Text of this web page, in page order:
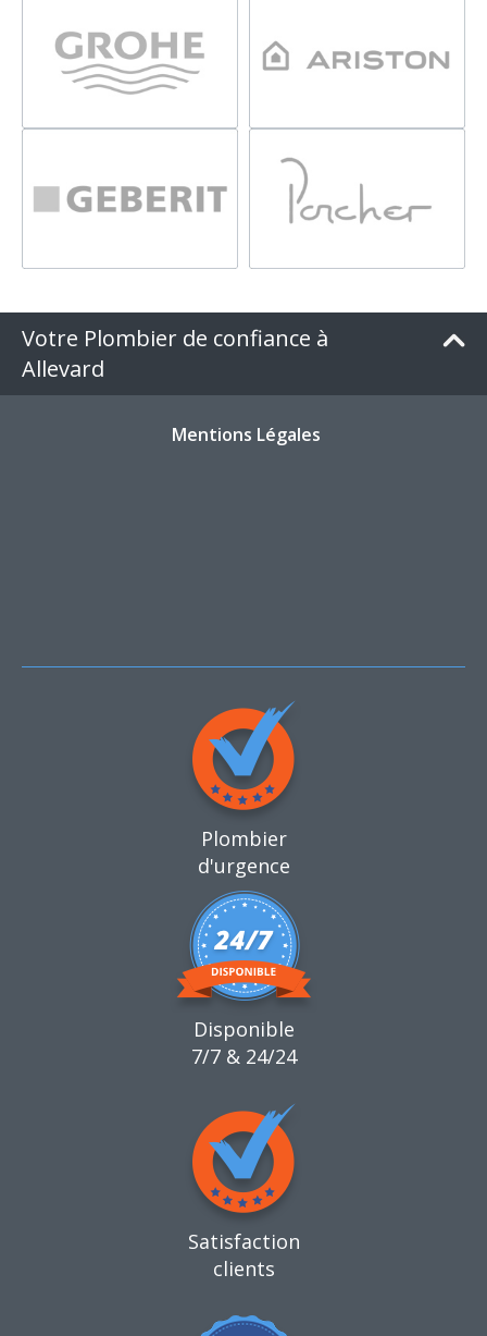
Votre Plombier de confiance à
Allevard
Mentions Légales
Plombier
d'urgence
Disponible
7/7 & 24/24
Satisfaction
clients